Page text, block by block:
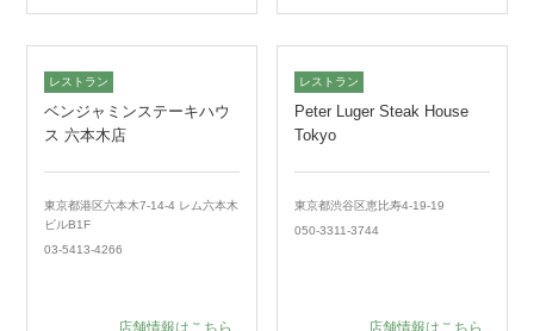
レストラン
ベンジャミンステーキハウ
ス 六本木店
東京都港区六本木7-14-4 レム六本木
ビルB1F
03-5413-4266
店舗情報はこちら
レストラン
Peter Luger Steak House
Tokyo
東京都渋谷区恵比寿4-19-19
050-3311-3744
店舗情報はこちら